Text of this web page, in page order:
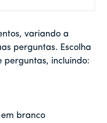
variando a
perguntas. Escolha
perguntas, incluindo:
em branco